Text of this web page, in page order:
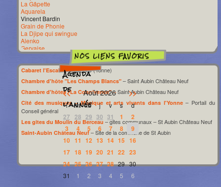
La Gâpette
Aquarela
Vincent Bardin
Grain de Phonie
La Djipe qui swingue
Alenko
Gervaise
Franck Lunion
Daniela Rada
Manouch’k
Les Chaussettes sauvages
Sylvain Meyniac
Groupe Shillelagh
Groupe Parissi
Groupe Viens Y Voir
Estelle Bacquaert
Groupe Mayflower
Richard Sanderson
O’Tchaya
Patrice Sala et Corinne
Groupe Les Doigts de Carmen
Cabaret l'Escale– Migennes (Yonne)
Chambre d'hôte "Les Champs Blancs" – Saint Aubin Château Neuf
Chambre d'hôtes "La Connivence" – Saint Aubin Château Neuf
Cité des musiques – Musique et arts vivants dans l'Yonne– Portail du
Conseil général
Les gites du Moulin du Berceau – gites communaux – St Aubin Château Neuf
Saint-Aubin Château Neuf– Site de la commune de St Aubin
Agenda
de
l’année
<< Août 2026 >>
l m m j v s d
27 28 29 30 31 1
2
3
4 5 6 7 8
9
10 11 12 13 14 15 16
17 18 19 20 21 22 23
24 25 26 27 28 29 30
31
1 2 3 4 5 6